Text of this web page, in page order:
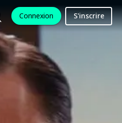
Connexion S'inscrire